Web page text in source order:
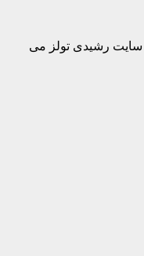
رشیدی تولز می